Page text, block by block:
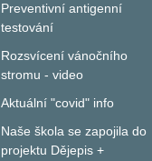
Preventivní antigenní
testování
Rozsvícení vánočního
stromu - video
Aktuální "covid" info
Naše škola se zapojila do
projektu Dějepis +